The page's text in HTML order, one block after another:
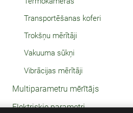
Transportēšanas koferi
Trokšņu mērītāji
Vakuuma sūkņi
Vibrācijas mērītāji
Multiparametru mērītājs
Elektriskie parametri